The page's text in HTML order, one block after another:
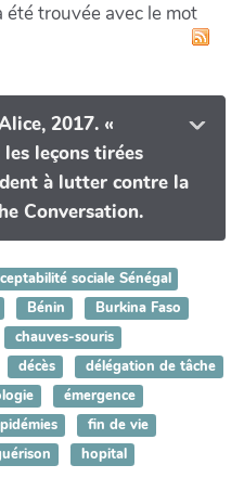
été trouvée avec le mot
2017. «
leçons tirées
à lutter contre la
Conversation.
sociale Sénégal
Bénin
Burkina Faso
chauves-souris
décès
délégation de tâche
émergence
fin de vie
hopital